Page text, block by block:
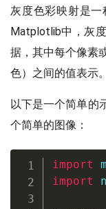
灰度色彩映射是
Matplotlib中，灰
据，其中每个像素
色）之间的值表示。
以下是一个简单的
个简单的图像：
import
import